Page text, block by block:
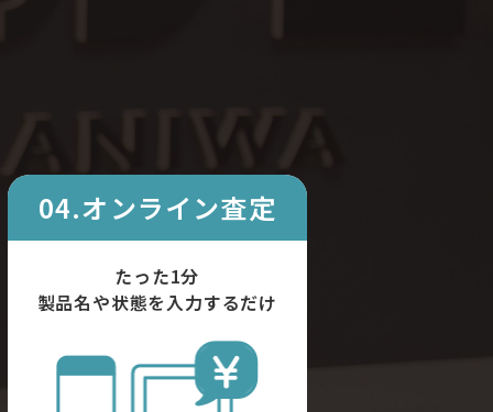
04.オンライン査定
たった1分
製品名や状態を入力するだけ